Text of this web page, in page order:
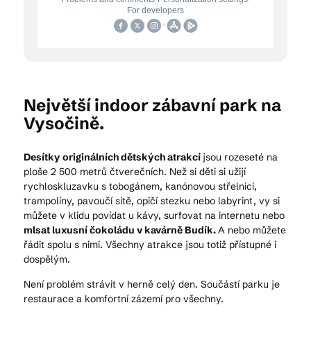
Největší indoor zábavní park na
Vysočině.
Desítky originálních dětských atrakcí jsou rozeseté na
ploše 2 500 metrů čtverečních. Než si děti si užijí
rychloskluzavku s tobogánem, kanónovou střelnici,
trampolíny, pavoučí sítě, opičí stezku nebo labyrint, vy si
můžete v klidu povídat u kávy, surfovat na internetu nebo
mlsat luxusní čokoládu v kavárně Budík.A nebo můžete
řádit spolu s nimi. Všechny atrakce jsou totiž přístupné i
dospělým.
Není problém strávit v herně celý den. Součástí parku je
restaurace a komfortní zázemí pro všechny.